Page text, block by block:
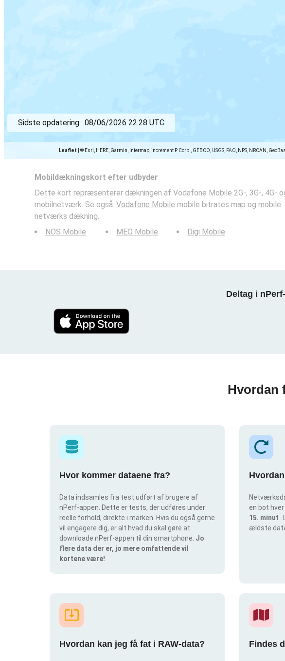
Leaflet © Esri, HERE, Garmin, Intermap, increment P Corp., GEBCO, USGS, FAO, NPS, NRCAN,
Sidste opdatering : 08/06/2026 22:28 UTC
Mobildækningskort efter udbyder
Dette kort repræsenterer dækningen af Vodafone Mobile 2G-, 3G-, 4G-
mobilnetværk. Se også: Vodafone Mobile mobile bitrates map og mobile
netværks dækning.
NOS Mobile
MEO Mobile Digi Mobile
Deltag i
Hvordan
Hvor kommer dataene fra?
Data indsamles fra test udført af brugere af
nPerf-appen. Dette er tests, der udføres under
reelle forhold, direkte i marken. Hvis du også gerne
vil engagere dig, er alt hvad du skal gøre at
downloade nPerf-appen til din smartphone. Jo
flere data der er, jo mere omfattende vil
kortene være!
en bot
15. minut
ældste
Hvordan kan jeg få fat i RAW-data? Findes